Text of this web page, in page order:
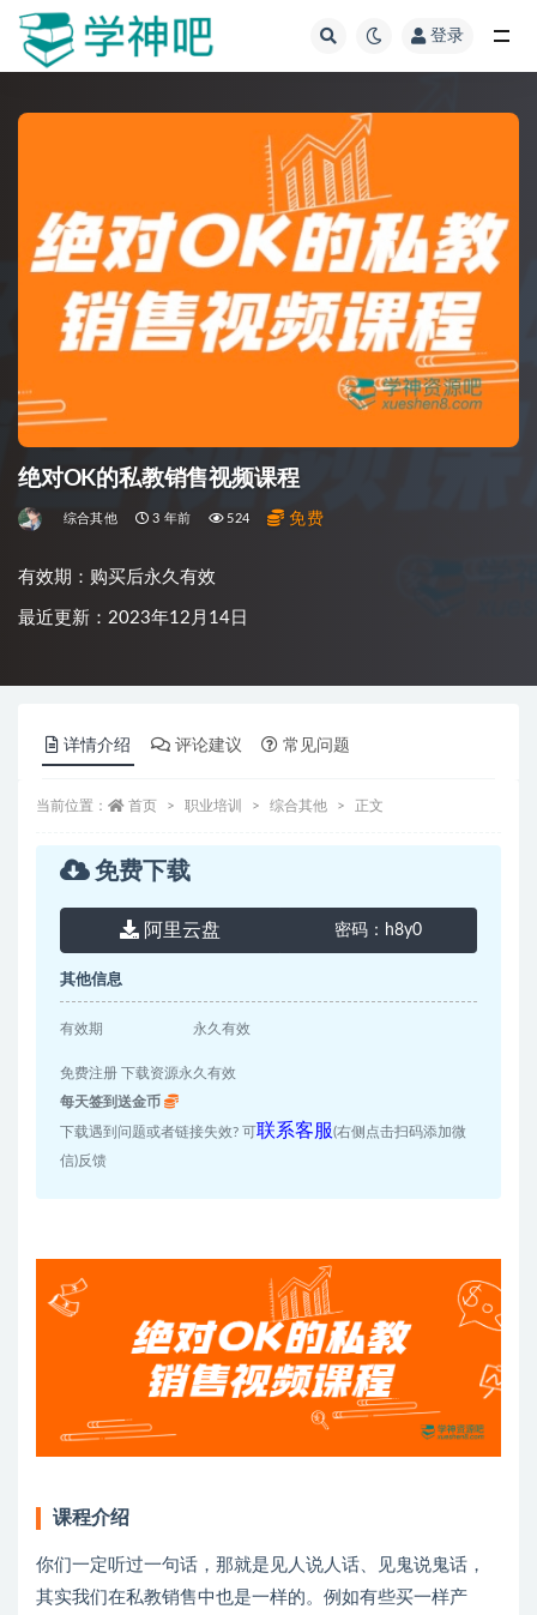
登录
绝对OK的私教销售视频课程
综合其他 3 年前 524 免费
有效期：购买后永久有效
最近更新：2023年12月14日
详情介绍 评论建议 常见问题
当前位置： 首页 职业培训 综合其他 正文
免费下载
阿里云盘 密码： h8y0
其他信息
有效期 永久有效
免费注册 下载资源永久有效
每天签到送金币
下载遇到问题或者链接失效? 可联系客服(右侧点击扫码添加微
信)反馈
课程介绍
你们一定听过一句话，那就是见人说人话、见鬼说鬼话，
其实我们在私教销售中也是一样的。例如有些买一样产